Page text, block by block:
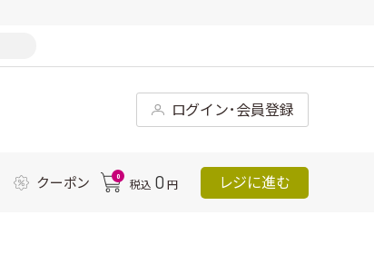
ログイン･会員登録
クーポン 0
税込 0 円 レジに進む